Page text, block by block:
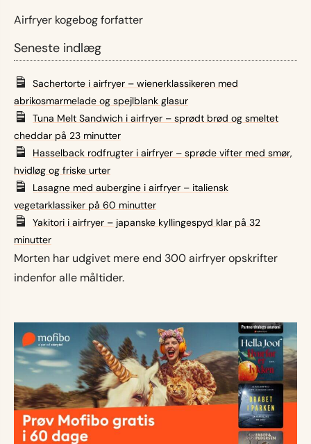
Airfryer kogebog forfatter
Seneste indlæg
Sachertorte i airfryer – wienerklassikeren med
abrikosmarmelade og spejlblank glasur
Tuna Melt Sandwich i airfryer – sprødt brød og smeltet
cheddar på 23 minutter
Hasselback rodfrugter i airfryer – sprøde vifter med smør,
hvidløg og friske urter
Lasagne med aubergine i airfryer – italiensk
vegetarklassiker på 60 minutter
Yakitori i airfryer – japanske kyllingespyd klar på 32
minutter
Morten har udgivet mere end 300 airfryer opskrifter
indenfor alle måltider.